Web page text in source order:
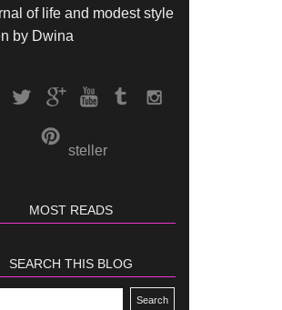
of life and modest style
by Dwina
steller
MOST READS
SEARCH THIS BLOG